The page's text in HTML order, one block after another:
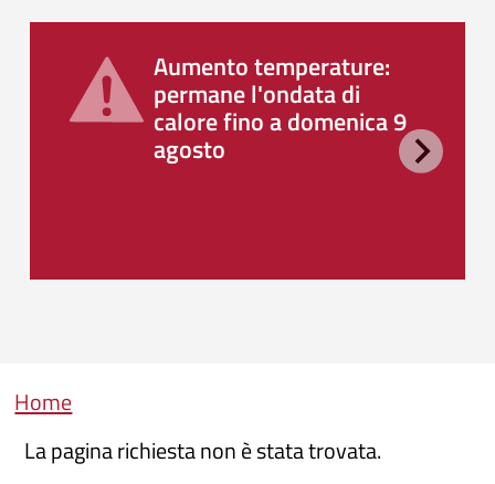
Aumento temperature:
permane l'ondata di
calore fino a domenica 9
agosto
Briciole di pane
Home
La pagina richiesta non è stata trovata.